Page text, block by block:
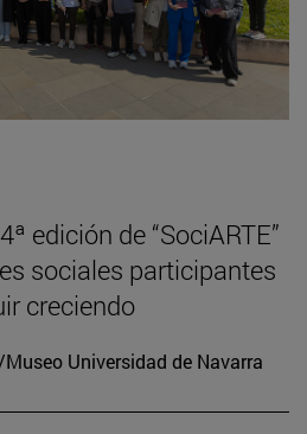
edición de “SociARTE”
sociales participantes
creciendo
Universidad de Navarra